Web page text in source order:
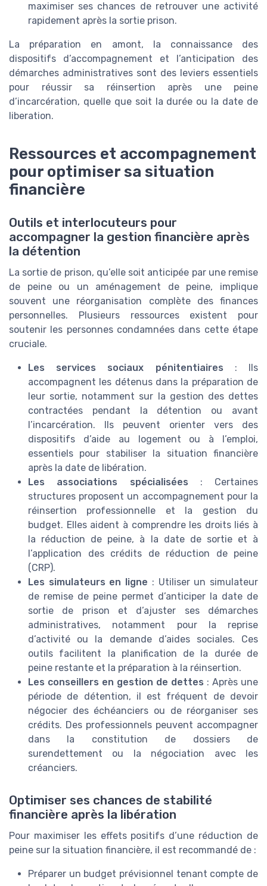
maximiser ses chances de retrouver une activité
rapidement après la sortie prison.
La préparation en amont, la connaissance des
dispositifs d’accompagnement et l’anticipation des
démarches administratives sont des leviers essentiels
pour réussir sa réinsertion après une peine
d’incarcération, quelle que soit la durée ou la date de
liberation.
Ressources et accompagnement
pour optimiser sa situation
financière
Outils et interlocuteurs pour
accompagner la gestion financière après
la détention
La sortie de prison, qu’elle soit anticipée par une remise
de peine ou un aménagement de peine, implique
souvent une réorganisation complète des finances
personnelles. Plusieurs ressources existent pour
soutenir les personnes condamnées dans cette étape
cruciale.
Les services sociaux pénitentiaires : Ils
accompagnent les détenus dans la préparation de
leur sortie, notamment sur la gestion des dettes
contractées pendant la détention ou avant
l’incarcération. Ils peuvent orienter vers des
dispositifs d’aide au logement ou à l’emploi,
essentiels pour stabiliser la situation financière
après la date de libération.
Les associations spécialisées : Certaines
structures proposent un accompagnement pour la
réinsertion professionnelle et la gestion du
budget. Elles aident à comprendre les droits liés à
la réduction de peine, à la date de sortie et à
l’application des crédits de réduction de peine
(CRP).
Les simulateurs en ligne : Utiliser un simulateur
de remise de peine permet d’anticiper la date de
sortie de prison et d’ajuster ses démarches
administratives, notamment pour la reprise
d’activité ou la demande d’aides sociales. Ces
outils facilitent la planification de la durée de
peine restante et la préparation à la réinsertion.
Les conseillers en gestion de dettes : Après une
période de détention, il est fréquent de devoir
négocier des échéanciers ou de réorganiser ses
crédits. Des professionnels peuvent accompagner
dans la constitution de dossiers de
surendettement ou la négociation avec les
créanciers.
Optimiser ses chances de stabilité
financière après la libération
Pour maximiser les effets positifs d’une réduction de
peine sur la situation financière, il est recommandé de :
Préparer un budget prévisionnel tenant compte de